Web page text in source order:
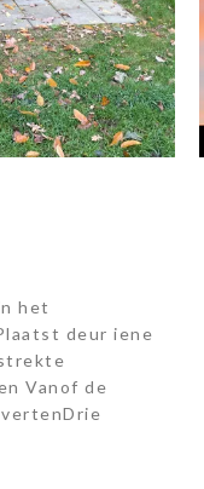
het
deur iene
Vanof de
vertenDrie